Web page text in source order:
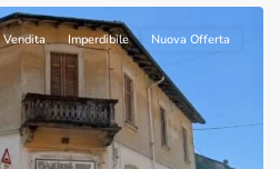
Vendita Imperdibile Nuova Offerta